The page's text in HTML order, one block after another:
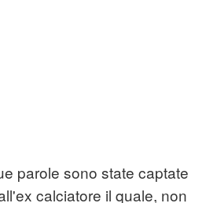
parole sono state captate
calciatore il quale, non